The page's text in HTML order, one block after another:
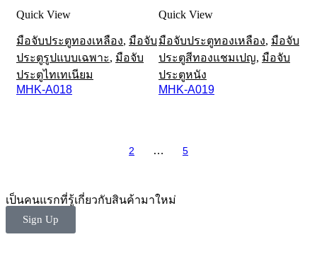
Quick View
มือจับประตูทองเหลือง, มือจับ
ประตูรูปแบบเฉพาะ, มือจับ
ประตูไทเทเนียม
MHK-A018
Quick View
มือจับประตูทองเหลือง, มือจับ
ประตูสีทองแชมเปญ, มือจับ
ประตูหนัง
MHK-A019
2 … 5
เป็นคนแรกที่รู้เกี่ยวกับสินค้ามาใหม่
Sign Up